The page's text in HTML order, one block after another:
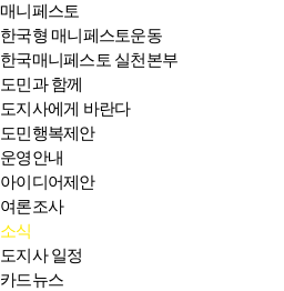
매니페스토
한국형 매니페스토운동
한국매니페스토 실천본부
도민과 함께
도지사에게 바란다
도민행복제안
운영안내
아이디어제안
여론조사
소식
도지사 일정
카드뉴스